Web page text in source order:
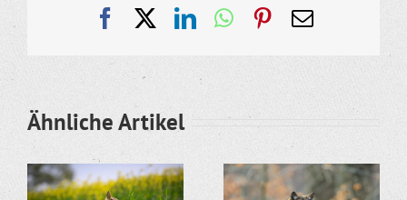
FacebookLinkedInWhatsApp
Pinterest
E-
Ähnliche Artikel